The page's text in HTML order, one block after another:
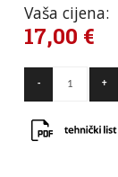
Vaša cijena:
17,00 €
-
PANEL
MATIS
UGRADBENI
+